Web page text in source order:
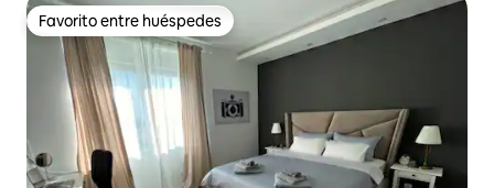
Favorito entre huéspedes
Favorito entre huéspedes